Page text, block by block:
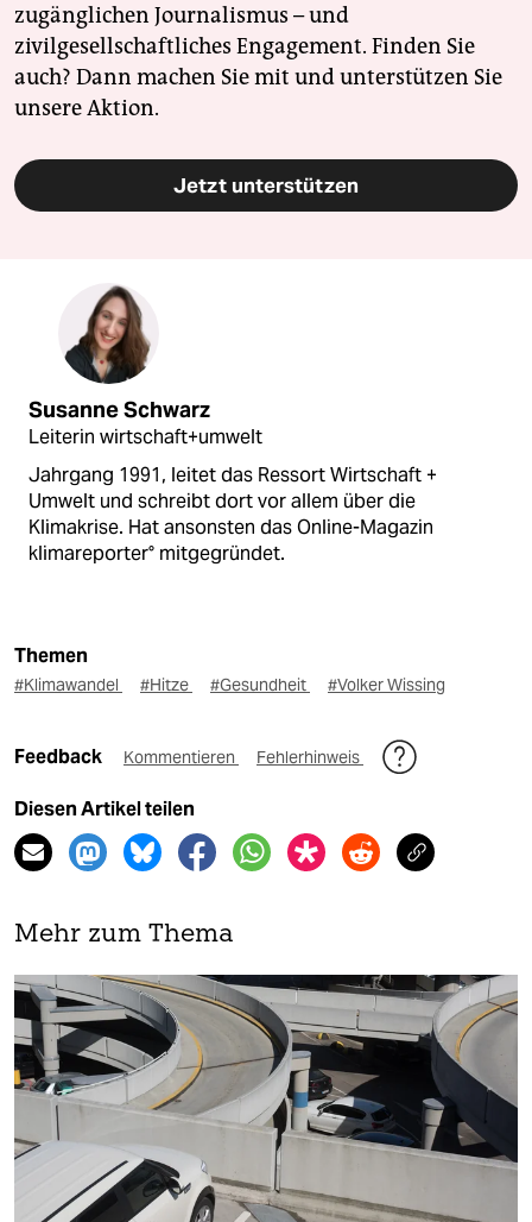
zugänglichen Journalismus – und
zivilgesellschaftliches Engagement. Finden Sie
auch? Dann machen Sie mit und unterstützen Sie
unsere Aktion.
Jetzt unterstützen
Susanne Schwarz
Leiterin wirtschaft+umwelt
Jahrgang 1991, leitet das Ressort Wirtschaft +
Umwelt und schreibt dort vor allem über die
Klimakrise. Hat ansonsten das Online-Magazin
klimareporter° mitgegründet.
Themen
#Klimawandel #Hitze #Gesundheit #Volker Wissing
Feedback Kommentieren Fehlerhinweis
Diesen Artikel teilen
Mehr zum Thema